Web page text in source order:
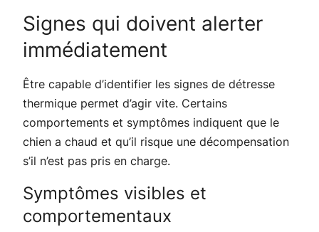
Signes qui doivent alerter
immédiatement
Être capable d’identifier les signes de détresse
thermique permet d’agir vite. Certains
comportements et symptômes indiquent que le
chien a chaud et qu’il risque une décompensation
s’il n’est pas pris en charge.
Symptômes visibles et
comportementaux